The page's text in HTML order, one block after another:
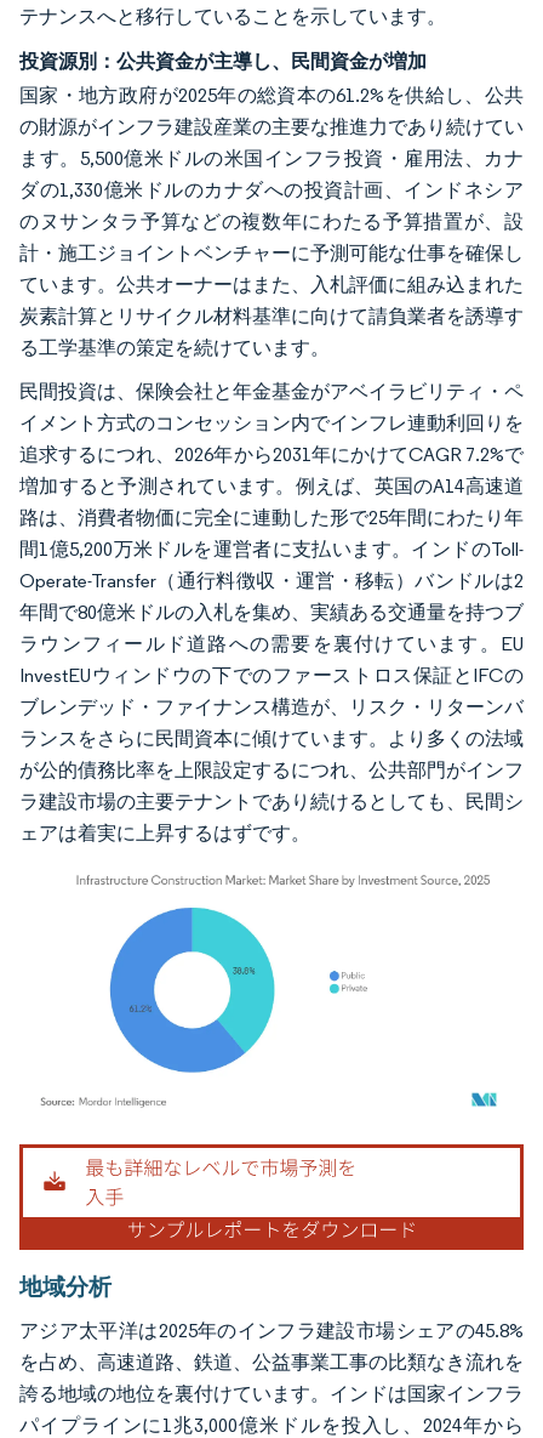
テナンスへと移行していることを示しています。
投資源別：公共資金が主導し、民間資金が増加
国家・地方政府が2025年の総資本の61.2%を供給し、公共
の財源がインフラ建設産業の主要な推進力であり続けてい
ます。5,500億米ドルの米国インフラ投資・雇用法、カナ
ダの1,330億米ドルのカナダへの投資計画、インドネシア
のヌサンタラ予算などの複数年にわたる予算措置が、設
計・施工ジョイントベンチャーに予測可能な仕事を確保し
ています。公共オーナーはまた、入札評価に組み込まれた
炭素計算とリサイクル材料基準に向けて請負業者を誘導す
る工学基準の策定を続けています。
民間投資は、保険会社と年金基金がアベイラビリティ・ペ
イメント方式のコンセッション内でインフレ連動利回りを
追求するにつれ、2026年から2031年にかけてCAGR 7.2%で
増加すると予測されています。例えば、英国のA14高速道
路は、消費者物価に完全に連動した形で25年間にわたり年
間1億5,200万米ドルを運営者に支払います。インドのToll-
Operate-Transfer（通行料徴収・運営・移転）バンドルは2
年間で80億米ドルの入札を集め、実績ある交通量を持つブ
ラウンフィールド道路への需要を裏付けています。EU
InvestEUウィンドウの下でのファーストロス保証とIFCの
ブレンデッド・ファイナンス構造が、リスク・リターンバ
ランスをさらに民間資本に傾けています。より多くの法域
が公的債務比率を上限設定するにつれ、公共部門がインフ
ラ建設市場の主要テナントであり続けるとしても、民間シ
ェアは着実に上昇するはずです。
画像 © Mordor Intelligence。再利用にはCC BY 4.0の表示が必要です。
地域分析
アジア太平洋は2025年のインフラ建設市場シェアの45.8%
を占め、高速道路、鉄道、公益事業工事の比類なき流れを
誇る地域の地位を裏付けています。インドは国家インフラ
パイプラインに1兆3,000億米ドルを投入し、2024年から